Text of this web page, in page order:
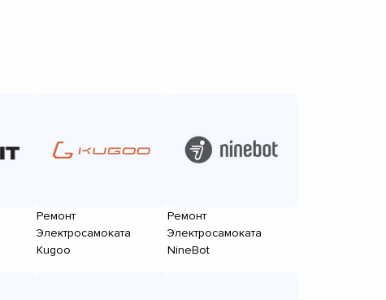
Ремонт
Электросамоката
Kugoo
Ремонт
Электросамоката
NineBot